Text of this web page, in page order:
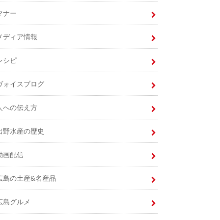
ナー
ディア情報
シピ
ォイスブログ
への伝え方
野水産の歴史
画配信
島の土産&名産品
島グルメ